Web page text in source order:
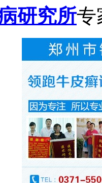
研究所专